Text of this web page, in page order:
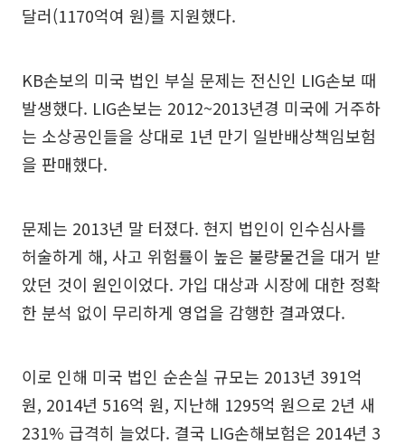
달러(1170억여 원)를 지원했다.
KB손보의 미국 법인 부실 문제는 전신인 LIG손보 때
발생했다. LIG손보는 2012~2013년경 미국에 거주하
는 소상공인들을 상대로 1년 만기 일반배상책임보험
을 판매했다.
문제는 2013년 말 터졌다. 현지 법인이 인수심사를
허술하게 해, 사고 위험률이 높은 불량물건을 대거 받
았던 것이 원인이었다. 가입 대상과 시장에 대한 정확
한 분석 없이 무리하게 영업을 감행한 결과였다.
이로 인해 미국 법인 순손실 규모는 2013년 391억
원, 2014년 516억 원, 지난해 1295억 원으로 2년 새
231% 급격히 늘었다. 결국 LIG손해보험은 2014년 3